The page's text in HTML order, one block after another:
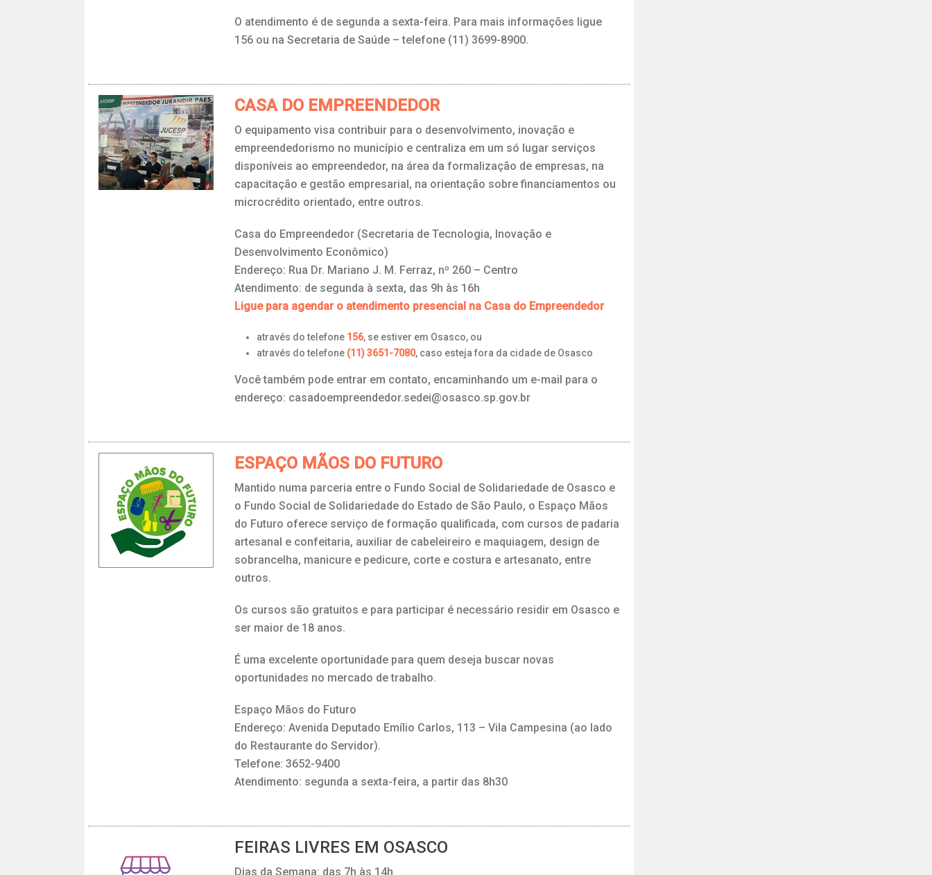
O atendimento é de segunda a sexta-feira. Para mais informações ligue
156 ou na Secretaria de Saúde – telefone (11) 3699-8900.
CASA DO EMPREENDEDOR
O equipamento visa contribuir para o desenvolvimento, inovação e
empreendedorismo no município e centraliza em um só lugar serviços
disponíveis ao empreendedor, na área da formalização de empresas, na
capacitação e gestão empresarial, na orientação sobre financiamentos ou
microcrédito orientado, entre outros.
Casa do Empreendedor (Secretaria de Tecnologia, Inovação e
Desenvolvimento Econômico)
Endereço: Rua Dr. Mariano J. M. Ferraz, nº 260 – Centro
Atendimento: de segunda à sexta, das 9h às 16h
Ligue para agendar o atendimento presencial na Casa do Empreendedor
através do telefone 156, se estiver em Osasco, ou
através do telefone (11) 3651-7080, caso esteja fora da cidade de Osasco
Você também pode entrar em contato, encaminhando um e-mail para o
endereço: casadoempreendedor.sedei@osasco.sp.gov.br
ESPAÇO MÃOS DO FUTURO
Mantido numa parceria entre o Fundo Social de Solidariedade de Osasco e
o Fundo Social de Solidariedade do Estado de São Paulo, o Espaço Mãos
do Futuro oferece serviço de formação qualificada, com cursos de padaria
artesanal e confeitaria, auxiliar de cabeleireiro e maquiagem, design de
sobrancelha, manicure e pedicure, corte e costura e artesanato, entre
outros.
Os cursos são gratuitos e para participar é necessário residir em Osasco e
ser maior de 18 anos.
É uma excelente oportunidade para quem deseja buscar novas
oportunidades no mercado de trabalho.
Espaço Mãos do Futuro
Endereço: Avenida Deputado Emílio Carlos, 113 – Vila Campesina (ao lado
do Restaurante do Servidor).
Telefone: 3652-9400
Atendimento: segunda a sexta-feira, a partir das 8h30
FEIRAS LIVRES EM OSASCO
Dias da Semana: das 7h às 14h